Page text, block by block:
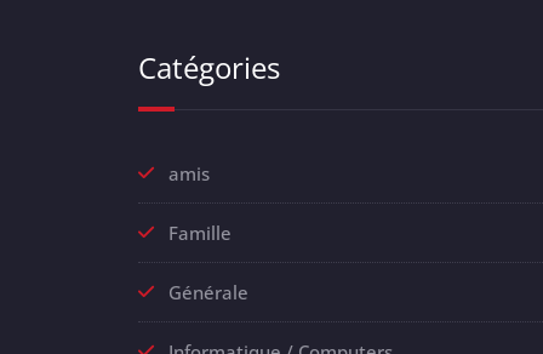
Catégories
amis
Famille
Générale